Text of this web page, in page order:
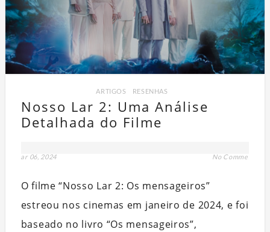
ARTIGOS RESENHAS
Nosso Lar 2: Uma Análise
Detalhada do Filme
mar 06, 2024 No Comment
O filme “Nosso Lar 2: Os mensageiros”
estreou nos cinemas em janeiro de 2024, e foi
baseado no livro “Os mensageiros”,